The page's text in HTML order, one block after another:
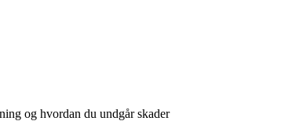
og hvordan du undgår skader